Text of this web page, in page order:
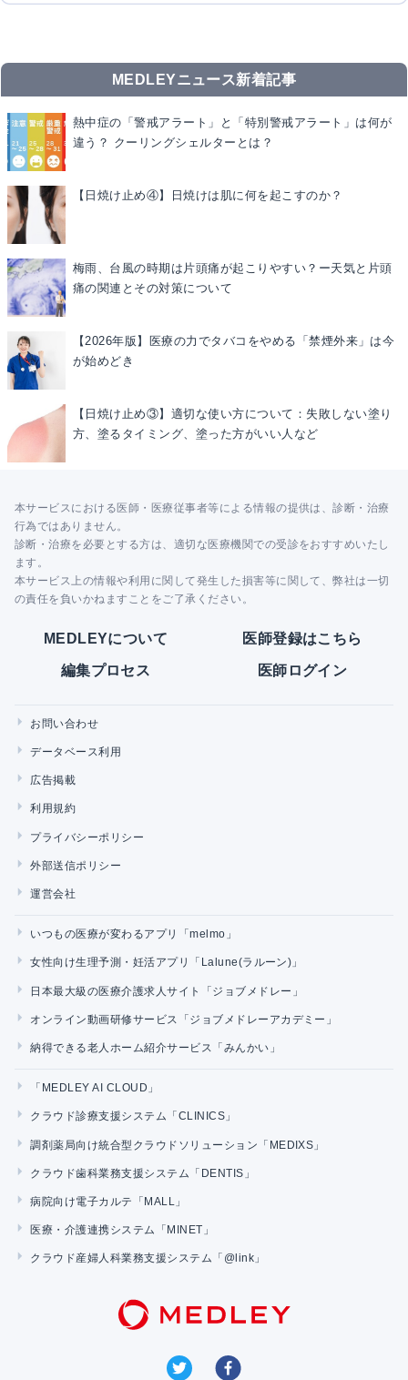
MEDLEYニュース新着記事
熱中症の「警戒アラート」と「特別警戒アラート」は何が
違う？ クーリングシェルターとは？
【日焼け止め④】日焼けは肌に何を起こすのか？
梅雨、台風の時期は片頭痛が起こりやすい？ー天気と片頭
痛の関連とその対策について
【2026年版】医療の力でタバコをやめる「禁煙外来」は今
が始めどき
【日焼け止め③】適切な使い方について：失敗しない塗り
方、塗るタイミング、塗った方がいい人など
本サービスにおける医師・医療従事者等による情報の提供は、診断・治療
行為ではありません。
診断・治療を必要とする方は、適切な医療機関での受診をおすすめいたし
ます。
本サービス上の情報や利用に関して発生した損害等に関して、弊社は一切
の責任を負いかねますことをご了承ください。
MEDLEYについて 医師登録はこちら
編集プロセス 医師ログイン
お問い合わせ
データベース利用
広告掲載
利用規約
プライバシーポリシー
外部送信ポリシー
運営会社
いつもの医療が変わるアプリ「melmo」
女性向け生理予測・妊活アプリ「Lalune(ラルーン)」
日本最大級の医療介護求人サイト「ジョブメドレー」
オンライン動画研修サービス「ジョブメドレーアカデミー」
納得できる老人ホーム紹介サービス「みんかい」
「MEDLEY AI CLOUD」
クラウド診療支援システム「CLINICS」
調剤薬局向け統合型クラウドソリューション「MEDIXS」
クラウド歯科業務支援システム「DENTIS」
病院向け電子カルテ「MALL」
医療・介護連携システム「MINET」
クラウド産婦人科業務支援システム「@link」